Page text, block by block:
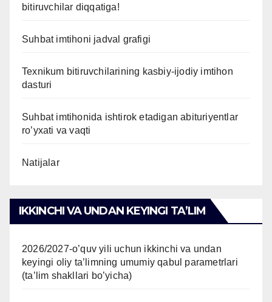
bitiruvchilar diqqatiga!
Suhbat imtihoni jadval grafigi
Texnikum bitiruvchilarining kasbiy-ijodiy imtihon
dasturi
Suhbat imtihonida ishtirok etadigan abituriyentlar
ro’yxati va vaqti
Natijalar
IKKINCHI VA UNDAN KEYINGI TAʼLIM
2026/2027-o’quv yili uchun ikkinchi va undan
keyingi oliy ta’limning umumiy qabul parametrlari
(ta’lim shakllari bo’yicha)